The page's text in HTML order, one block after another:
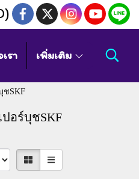
รา เพิ่มเติม
ชSKF
ปอร์บุชSKF